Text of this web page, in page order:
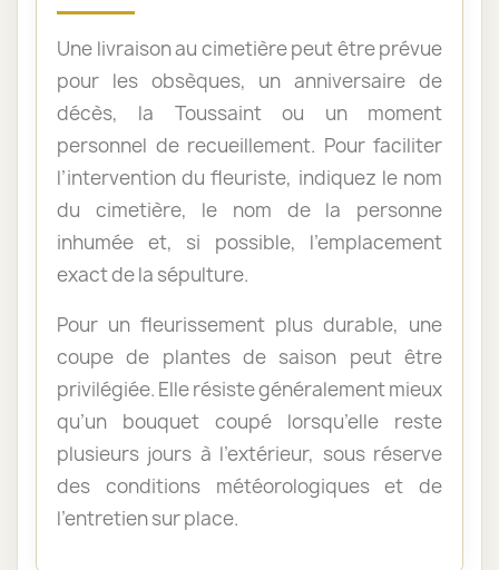
Une livraison au cimetière peut être prévue
pour les obsèques, un anniversaire de
décès, la Toussaint ou un moment
personnel de recueillement. Pour faciliter
l’intervention du fleuriste, indiquez le nom
du cimetière, le nom de la personne
inhumée et, si possible, l’emplacement
exact de la sépulture.
Pour un fleurissement plus durable, une
coupe de plantes de saison peut être
privilégiée. Elle résiste généralement mieux
qu’un bouquet coupé lorsqu’elle reste
plusieurs jours à l’extérieur, sous réserve
des conditions météorologiques et de
l’entretien sur place.